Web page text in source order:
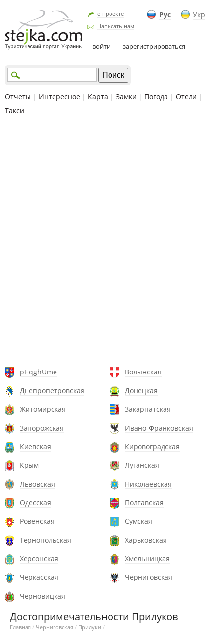
Рус Укр
о проекте
Написать нам
войти зарегистрироваться
Отчеты | Интересное | Карта | Замки | Погода | Отели |
Такси
pHqghUme
Волынская
Днепропетровская
Донецкая
Житомирская
Закарпатская
Запорожская
Ивано-Франковская
Киевская
Кировоградская
Крым
Луганская
Львовская
Николаевская
Одесская
Полтавская
Ровенская
Сумская
Тернопольская
Харьковская
Херсонская
Хмельницкая
Черкасская
Черниговская
Черновицкая
Достопримечательности Прилуков
Главная / Черниговская / Прилуки /